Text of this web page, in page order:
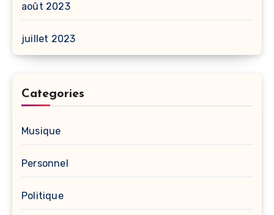
août 2023
juillet 2023
Categories
Musique
Personnel
Politique